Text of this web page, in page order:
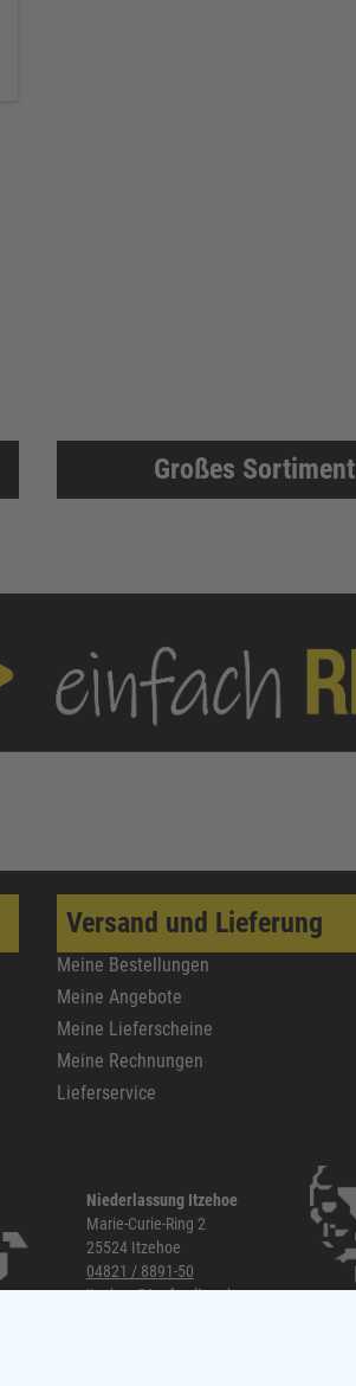
Großes Sortiment
Versand und Lieferung
Meine Bestellungen
Meine Angebote
Meine Lieferscheine
Meine Rechnungen
Lieferservice
Niederlassung Itzehoe
Marie-Curie-Ring 2
25524 Itzehoe
04821 / 8891-50
itzehoe@topf-online.de